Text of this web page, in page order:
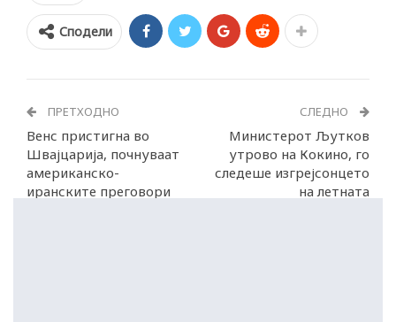
Сподели
ПРЕТХОДНО
Венс пристигна во
Швајцарија, почнуваат
американско-
иранските преговори
СЛЕДНО
Министерот Љутков
утрово на Кокино, го
следеше изгрејсонцето
на летната